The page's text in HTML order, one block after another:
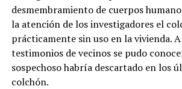
desmembramiento de cuerpos
la atención de los investigadores el
prácticamente sin uso en la vivienda.
testimonios de vecinos se pudo
sospechoso habría descartado en los
colchón.